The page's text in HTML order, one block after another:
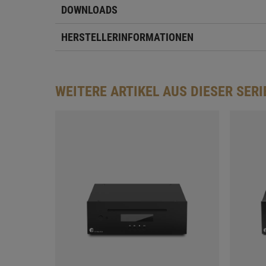
DOWNLOADS
HERSTELLERINFORMATIONEN
WEITERE ARTIKEL AUS DIESER